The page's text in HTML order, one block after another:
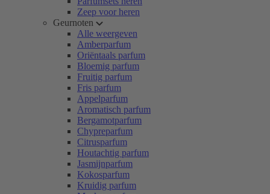
Zeep voor heren
Geurnoten
Alle weergeven
Amberparfum
Oriëntaals parfum
Bloemig parfum
Fruitig parfum
Fris parfum
Appelparfum
Aromatisch parfum
Bergamotparfum
Chypreparfum
Citrusparfum
Houtachtig parfum
Jasmijnparfum
Kokosparfum
Kruidig parfum